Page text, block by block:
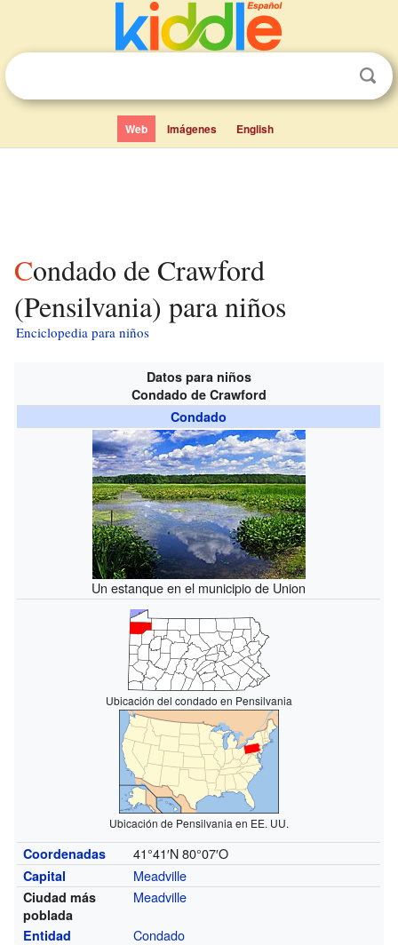
Web Imágenes English
Condado de Crawford
(Pensilvania) para niños
Enciclopedia para niños
Datos para niños
Condado de Crawford
Condado
Un estanque en el municipio de Union
Ubicación del condado en Pensilvania
Ubicación de Pensilvania en EE. UU.
Coordenadas 41°41′N 80°07′O
Capital Meadville
Ciudad más
poblada
Meadville
Entidad
Condado